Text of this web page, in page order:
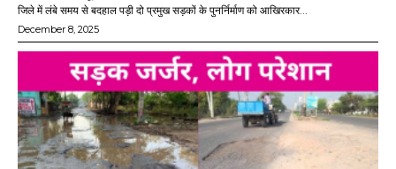
जिले में लंबे समय से बदहाल पड़ी दो प्रमुख सड़कों के पुनर्निर्माण को आखिरकार...
December 8, 2025